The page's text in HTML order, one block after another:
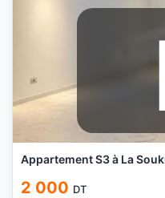
Appartement S3 à La
2 000 DT